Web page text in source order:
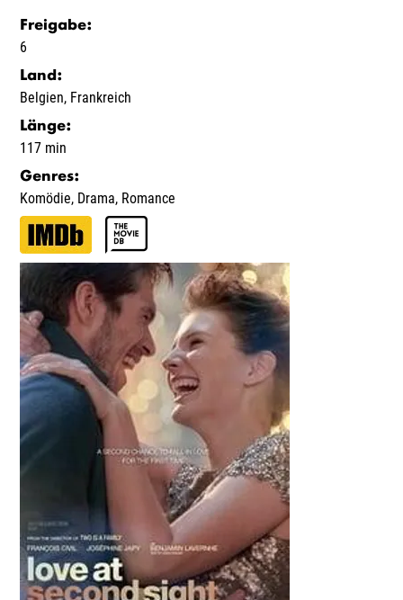
Freigabe:
6
Land :
Belgien, Frankreich
Länge:
117 min
Genres:
Komödie, Drama, Romance